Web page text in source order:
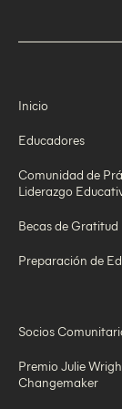
Inicio
Educadores
Comunidad de
Liderazgo
Becas de Gratitud
Preparación de
Socios
Premio Julie
Changemaker